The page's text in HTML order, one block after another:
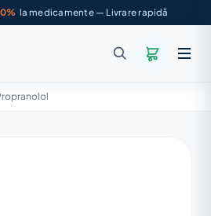
la medicamente — Livrare rapidă